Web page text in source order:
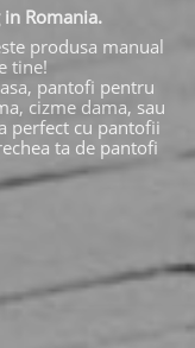
Romania.
produsa manual
tine!
pantofi pentru
cizme dama, sau
perfect cu pantofii
ta de pantofi